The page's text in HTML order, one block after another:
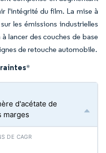
l'intégrité du film. La mise à
les émissions industrielles
lancer des couches de base
de retouche automobile.
*
d'acétate de
marges